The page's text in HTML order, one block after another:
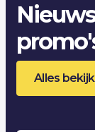
Alles